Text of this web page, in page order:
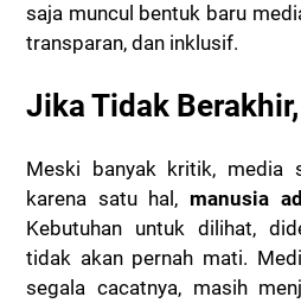
saja muncul bentuk baru
transparan, dan inklusif.
Jika Tidak
Meski banyak kritik, media
karena satu hal, manusia
Kebutuhan untuk dilihat,
tidak akan pernah mati.
segala cacatnya, masih